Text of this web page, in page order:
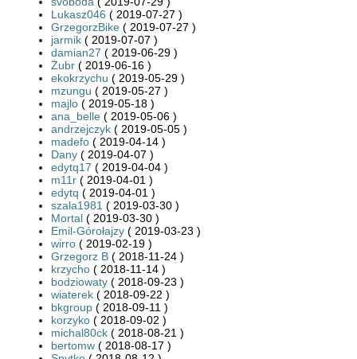
Lukasz046 ( 2019-07-27 )
GrzegorzBike ( 2019-07-27 )
jarmik ( 2019-07-07 )
damian27 ( 2019-06-29 )
Żubr ( 2019-06-16 )
ekokrzychu ( 2019-05-29 )
mzungu ( 2019-05-27 )
majlo ( 2019-05-18 )
ana_belle ( 2019-05-06 )
andrzejczyk ( 2019-05-05 )
madefo ( 2019-04-14 )
Dany ( 2019-04-07 )
edytq17 ( 2019-04-04 )
m11r ( 2019-04-01 )
edytq ( 2019-04-01 )
szala1981 ( 2019-03-30 )
Mortal ( 2019-03-30 )
Emil-Górołajzy ( 2019-03-23 )
wirro ( 2019-02-19 )
Grzegorz B ( 2018-11-24 )
krzycho ( 2018-11-14 )
bodziowaty ( 2018-09-23 )
wiaterek ( 2018-09-22 )
bkgroup ( 2018-09-11 )
korzyko ( 2018-09-02 )
michal80ck ( 2018-08-21 )
bertomw ( 2018-08-17 )